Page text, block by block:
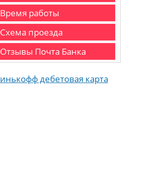
Время работы
Схема проезда
Отзывы Почта Банка